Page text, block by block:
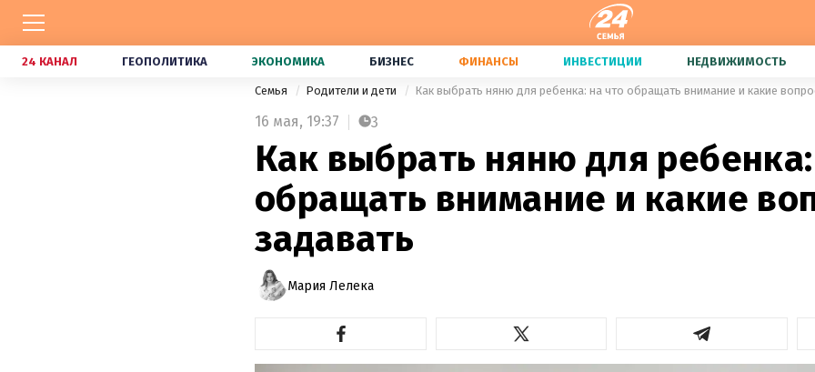
24 КАНАЛ ГЕОПОЛИТИКА ЭКОНОМИКА БИЗНЕС ФИНАНСЫ ИНВЕСТИЦИИ НЕДВИЖИМОСТЬ
Семья Родители и дети Как выбрать няню для ребенка: на что обращать внимание и какие
16 мая, 19:37 3
Как выбрать няню для
обращать внимание и какие
задавать
Мария Лелека